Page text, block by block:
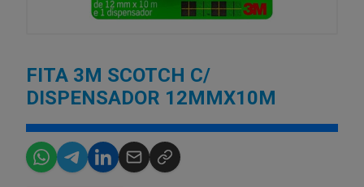
FITA 3M SCOTCH C/
DISPENSADOR 12MMX10M